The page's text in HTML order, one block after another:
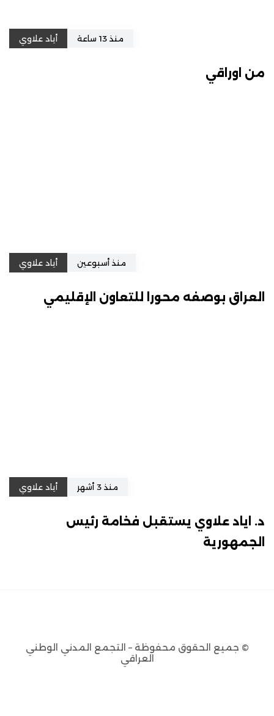
منذ 13 ساعة أياد علاوي
من اوراقي
منذ أسبوعين أياد علاوي
العراق بوصفه محورا للتعاون الإقليمي
منذ 3 أشهر أياد علاوي
د. اياد علاوي يستقبل فخامة رئيس
الجمهورية
© جميع الحقوق محفوظة – التجمع المدني الوطني
العراقي